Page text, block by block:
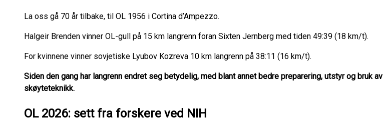
La oss gå 70 år tilbake, til OL 1956 i Cortina d’Ampezzo.
Halgeir Brenden vinner OL-gull på 15 km langrenn foran Sixten Jernberg med tiden 49:39 (18 km/t).
For kvinnene vinner sovjetiske Lyubov Kozreva 10 km langrenn på 38:11 (16 km/t).
Siden den gang har langrenn endret seg betydelig, med blant annet bedre preparering, utstyr og bruk av
skøyteteknikk.
OL 2026: sett fra forskere ved NIH